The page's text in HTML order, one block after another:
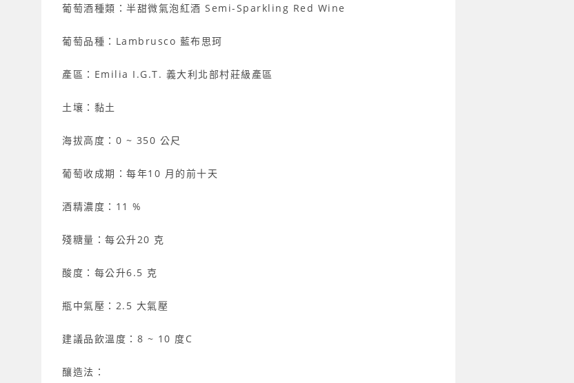
葡萄酒種類：半甜微氣泡紅酒 Semi-Sparkling Red Wine
葡萄品種：Lambrusco 藍布思珂
產區：Emilia I.G.T. 義大利北部村莊級產區
土壤：黏土
海拔高度：0 ~ 350 公尺
葡萄收成期：每年10 月的前十天
酒精濃度：11 %
殘糖量：每公升20 克
酸度：每公升6.5 克
瓶中氣壓：2.5 大氣壓
建議品飲溫度：8 ~ 10 度C
釀造法：